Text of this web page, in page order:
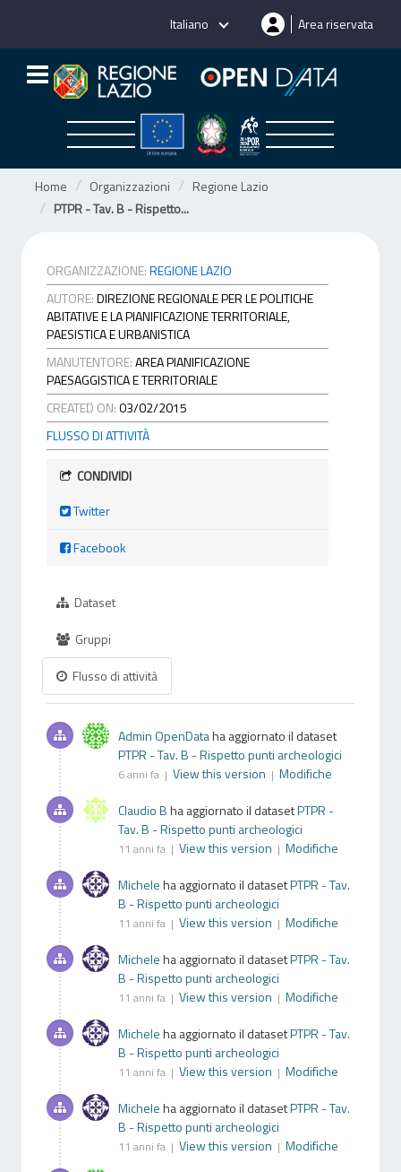
Italiano Area riservata
Home Organizzazioni
Regione Lazio
PTPR - Tav. B - Rispetto...
ORGANIZZAZIONE:REGIONE LAZIO
AUTORE:DIREZIONE REGIONALE PER LE POLITICHE
ABITATIVE E LA PIANIFICAZIONE TERRITORIALE,
PAESISTICA E URBANISTICA
MANUTENTORE:AREA PIANIFICAZIONE
PAESAGGISTICA E TERRITORIALE
CREATED ON:03/02/2015
FLUSSO DI ATTIVITÀ
CONDIVIDI
Twitter
Facebook
Dataset
Gruppi
Flusso di attività
Admin OpenDataha aggiornato il dataset
PTPR - Tav. B - Rispetto punti archeologici
6 anni fa | View this version | Modifiche
Claudio Bha aggiornato il datasetPTPR -
Tav. B - Rispetto punti archeologici
11 anni fa | View this version | Modifiche
Micheleha aggiornato il datasetPTPR - Tav.
B - Rispetto punti archeologici
11 anni fa | View this version | Modifiche
Micheleha aggiornato il datasetPTPR - Tav.
B - Rispetto punti archeologici
11 anni fa | View this version | Modifiche
Micheleha aggiornato il datasetPTPR - Tav.
B - Rispetto punti archeologici
11 anni fa | View this version | Modifiche
Micheleha aggiornato il datasetPTPR - Tav.
B - Rispetto punti archeologici
11 anni fa | View this version | Modifiche